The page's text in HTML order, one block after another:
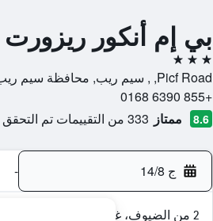
بي إم أنكور ريزورت
3 نجوم
Picf Road, , سيم ريب, محافظة سيم ريب, كمبوديا
+855 6390 0168
8.6 ممتاز 333 من التقييمات تم التحقق منها
ج 14/8 -
2 من الضيوف، غرفة واحدة